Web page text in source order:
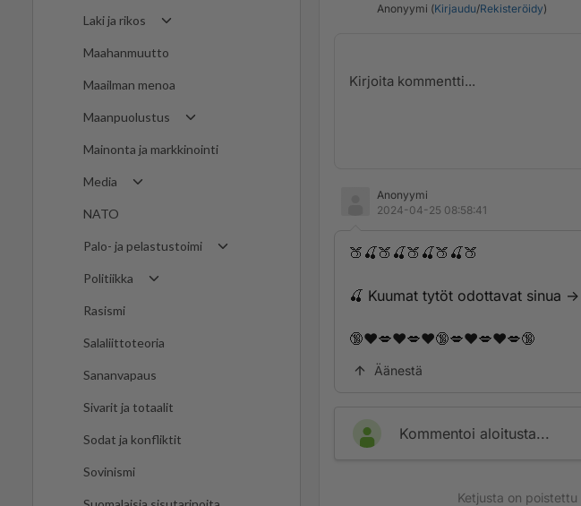
Laki ja rikos
Maahanmuutto
Maailman menoa
Maanpuolustus
Mainonta ja markkinointi
Media
NATO
Palo- ja pelastustoimi
Politiikka
Rasismi
Salaliittoteoria
Sananvapaus
Sivarit ja totaalit
Sodat ja konfliktit
Sovinismi
Anonyymi (Kirjaudu/Rekisteröidy)
Anonyymi
2024-04-25 08:58:41
🍑🍒🍑🍒🍑🍒🍑🍒🍑
🍒 K­­­u­­­u­­m­­­a­­­t­ ­t­­­y­­­t­­ö­­­t­­ ­­­o­­d­­­o­­­t­­t­­a­­v­­­a­­t­­­ ­s­­i­­­n­­­u­­a­­­ ->
🔞❤️💋❤️💋❤️🔞💋❤️💋❤️💋🔞
Äänestä
Kommentoi aloitusta...
Ketjusta on poistettu